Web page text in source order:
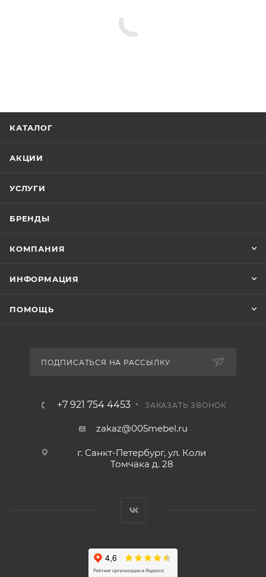
КАТАЛОГ
АКЦИИ
УСЛУГИ
БРЕНДЫ
КОМПАНИЯ
ИНФОРМАЦИЯ
ПОМОЩЬ
ПОДПИСАТЬСЯ НА РАССЫЛКУ
+7 921 754 4453 ЗАКАЗАТЬ ЗВОНОК
zakaz@005mebel.ru
г. Санкт-Петербург, ул. Коли
Томчака д. 28